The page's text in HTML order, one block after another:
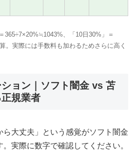
365÷7×20%≒1043%、「10日30%」＝
。実際には手数料も加わるためさらに高く
ョン｜ソフト闇金 vs 苫
規業者
ら大丈夫」という感覚がソフト闇金
実際に数字で確認してください。